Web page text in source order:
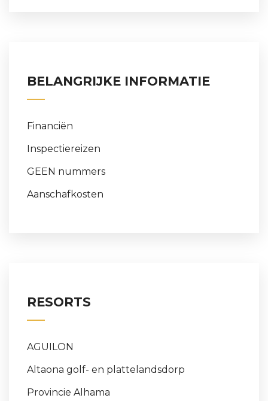
BELANGRIJKE INFORMATIE
Financiën
Inspectiereizen
GEEN nummers
Aanschafkosten
RESORTS
AGUILON
Altaona golf- en plattelandsdorp
Provincie Alhama